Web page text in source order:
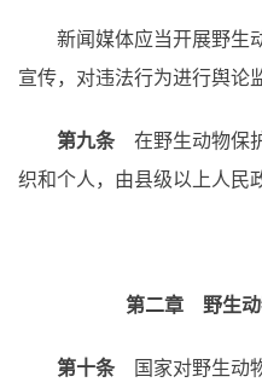
新闻媒体应当开展野生动
宣传，对违法行为进行舆论
第九条 在野生动物保
织和个人，由县级以上人民
第二章 野生动
第十条 国家对野生动